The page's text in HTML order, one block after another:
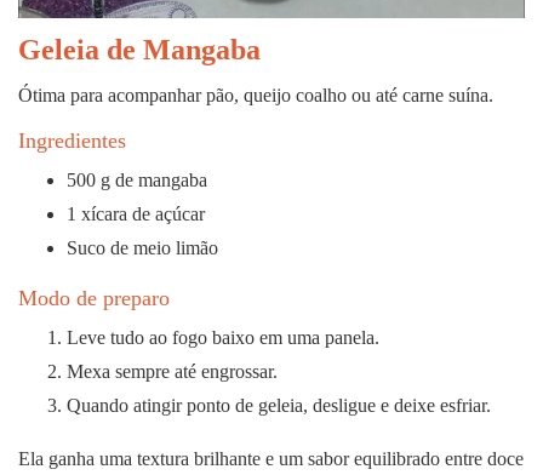
Geleia de Mangaba
Ótima para acompanhar pão, queijo coalho ou até carne suína.
Ingredientes
500 g de mangaba
1 xícara de açúcar
Suco de meio limão
Modo de preparo
Leve tudo ao fogo baixo em uma panela.
Mexa sempre até engrossar.
Quando atingir ponto de geleia, desligue e deixe esfriar.
Ela ganha uma textura brilhante e um sabor equilibrado entre doce